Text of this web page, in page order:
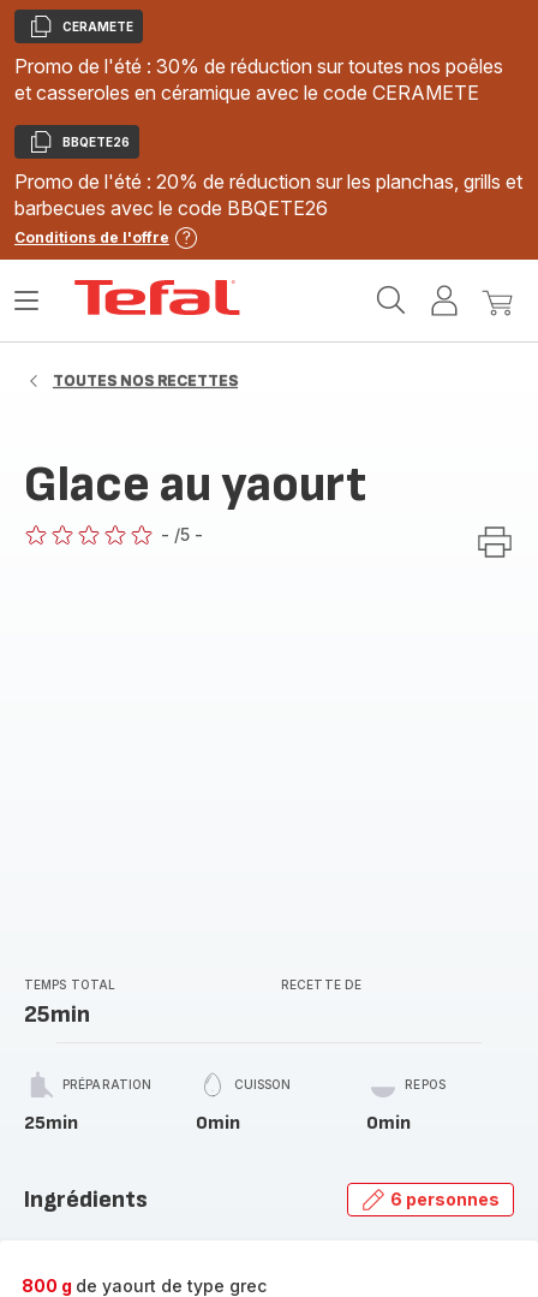
Copier
CERAMETE
Promo de l'été : 30% de réduction sur toutes nos poêles
et casseroles en céramique avec le code CERAMETE
Copier
BBQETE26
Promo de l'été : 20% de réduction sur les planchas, grills et
barbecues avec le code BBQETE26
Conditions de l'offre
MonMon
Ouvrir
TOUTES NOS RECETTES
Glace au yaourt
- /5 -
TEMPS TOTAL
25min
RECETTE DE
PRÉPARATION
25min
CUISSON
0min
REPOS
0min
Ingrédients 6 personnes
800 g de yaourt de type grec